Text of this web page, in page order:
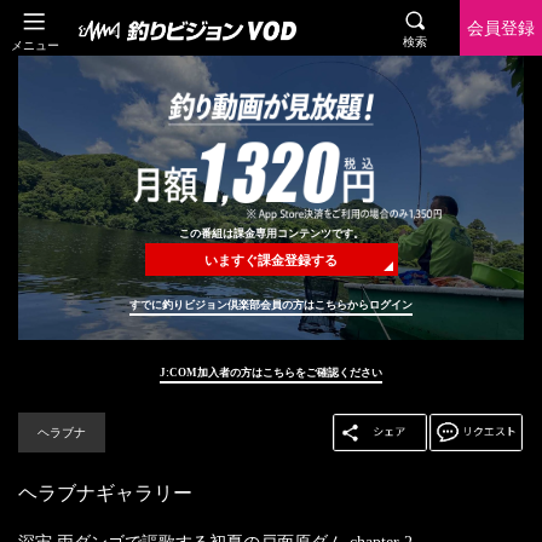
メニュー 検索
会員登録
この番組は課金専用コンテンツです。
いますぐ課金登録する
すでに釣りビジョン倶楽部会員の方はこちらからログイン
J:COM加入者の方はこちらをご確認ください
ヘラブナ
ヘラブナギャラリー